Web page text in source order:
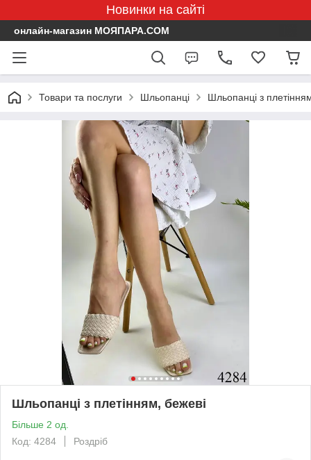
Новинки на сайті
онлайн-магазин МОЯПАРА.COM
Товари та послуги Шльопанці Шльопанці з
Шльопанці з плетінням, бежеві
Більше 2 од.
Код: 4284
Роздріб